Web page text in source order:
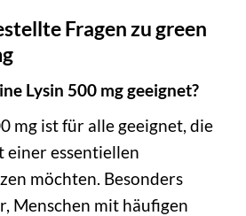
Fragen zu green
Lysin 500 mg geeignet?
mg ist für alle geeignet, die
einer essentiellen
möchten. Besonders
Menschen mit häufigen